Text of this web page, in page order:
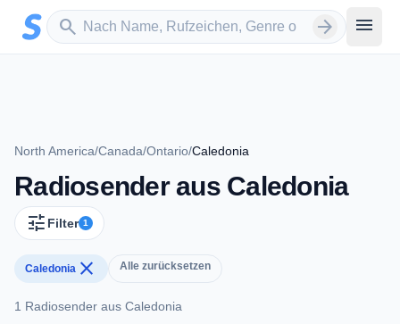
Zum Hauptinhalt springen
search
Sender suchen arrow_forward menu
North America/Canada/Ontario/Caledonia
Radiosender aus Caledonia
tune Filter 1
Caledonia close Alle zurücksetzen
1 Radiosender aus Caledonia